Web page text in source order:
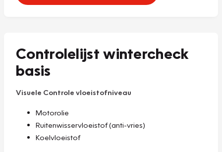
Controlelijst wintercheck
basis
Visuele Controle vloeistofniveau
Motorolie
Ruitenwisservloeistof (anti-vries)
Koelvloeistof